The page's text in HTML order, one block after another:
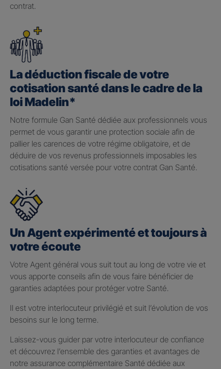
contrat.
La déduction fiscale de votre
cotisation santé dans le cadre de la
loi Madelin*
Notre formule Gan Santé dédiée aux professionnels vous
permet de vous garantir une protection sociale afin de
pallier les carences de votre régime obligatoire, et de
déduire de vos revenus professionnels imposables les
cotisations santé versée pour votre contrat Gan Santé.
Un Agent expérimenté et toujours à
votre écoute
Votre Agent général vous suit tout au long de votre vie et
vous apporte conseils afin de vous faire bénéficier de
garanties adaptées pour protéger votre Santé.
Il est votre interlocuteur privilégié et suit l’évolution de vos
besoins sur le long terme.
Laissez-vous guider par votre interlocuteur de confiance
et découvrez l’ensemble des garanties et avantages de
notre assurance complémentaire Santé dédiée aux